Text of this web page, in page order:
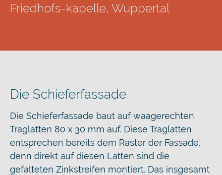
Friedhofs-kapelle, Wuppertal
Die Schieferfassade
Die Schieferfassade baut auf waagerechten
Traglatten 80 x 30 mm auf. Diese Traglatten
entsprechen bereits dem Raster der Fassade,
denn direkt auf diesen Latten sind die
gefalteten Zinkstreifen montiert. Das insgesamt